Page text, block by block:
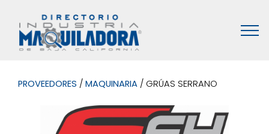
PROVEEDORES / MAQUINARIA / GRÚAS SERRANO